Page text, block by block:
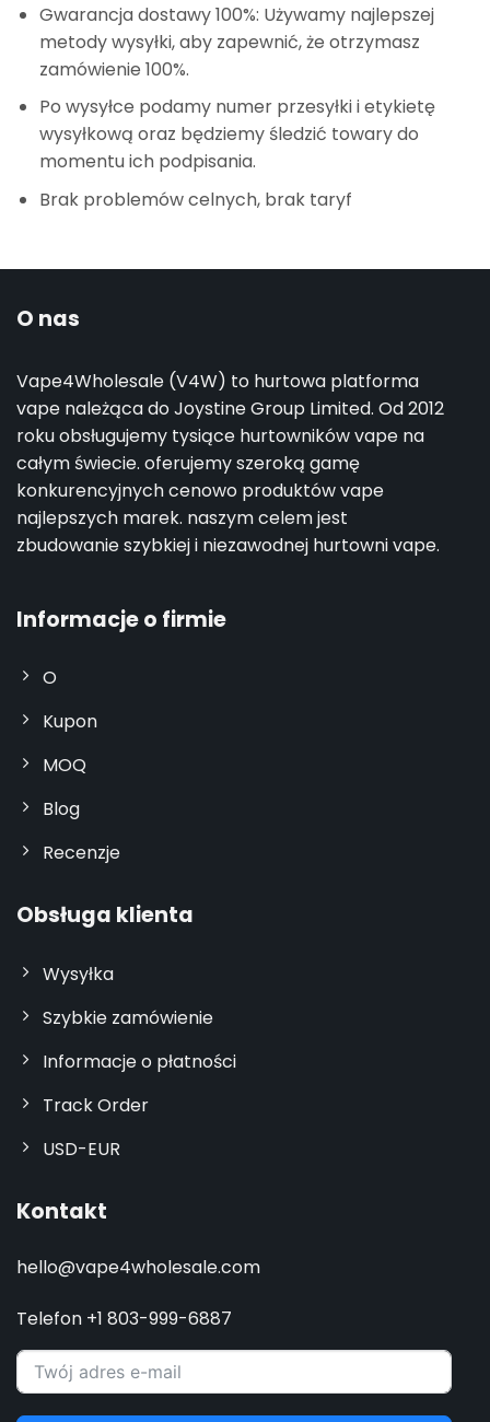
Gwarancja dostawy 100%: Używamy najlepszej
metody wysyłki, aby zapewnić, że otrzymasz
zamówienie 100%.
Po wysyłce podamy numer przesyłki i etykietę
wysyłkową oraz będziemy śledzić towary do
momentu ich podpisania.
Brak problemów celnych, brak taryf
O nas
Vape4Wholesale (V4W) to hurtowa platforma
vape należąca do Joystine Group Limited. Od 2012
roku obsługujemy tysiące hurtowników vape na
całym świecie. oferujemy szeroką gamę
konkurencyjnych cenowo produktów vape
najlepszych marek. naszym celem jest
zbudowanie szybkiej i niezawodnej hurtowni vape.
Informacje o firmie
O
Kupon
MOQ
Blog
Recenzje
Obsługa klienta
Wysyłka
Szybkie zamówienie
Informacje o płatności
Track Order
USD-EUR
Kontakt
hello@vape4wholesale.com
Telefon +1 803-999-6887